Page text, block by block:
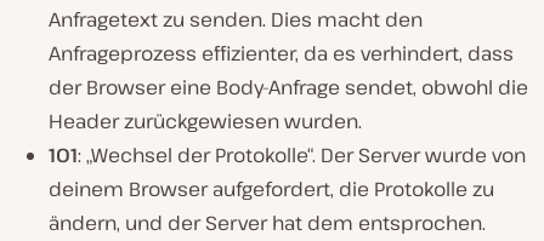
Anfragetext zu senden. Dies macht den
Anfrageprozess effizienter, da es verhindert, dass
der Browser eine Body-Anfrage sendet, obwohl die
Header zurückgewiesen wurden.
101: „Wechsel der Protokolle“. Der Server wurde von
deinem Browser aufgefordert, die Protokolle zu
ändern, und der Server hat dem entsprochen.